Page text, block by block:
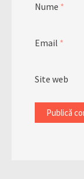
Nume *
Email *
Site web